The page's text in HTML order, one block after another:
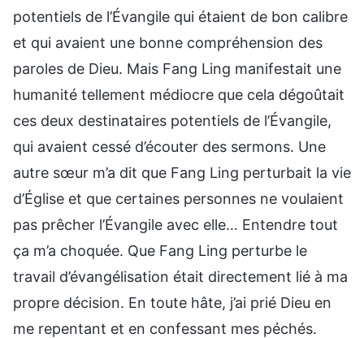
potentiels de l’Évangile qui étaient de bon calibre
et qui avaient une bonne compréhension des
paroles de Dieu. Mais Fang Ling manifestait une
humanité tellement médiocre que cela dégoûtait
ces deux destinataires potentiels de l’Évangile,
qui avaient cessé d’écouter des sermons. Une
autre sœur m’a dit que Fang Ling perturbait la vie
d’Église et que certaines personnes ne voulaient
pas prêcher l’Évangile avec elle… Entendre tout
ça m’a choquée. Que Fang Ling perturbe le
travail d’évangélisation était directement lié à ma
propre décision. En toute hâte, j’ai prié Dieu en
me repentant et en confessant mes péchés.